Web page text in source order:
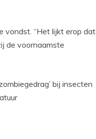
vondst. “Het lijkt erop dat
de voornaamste
bij insecten